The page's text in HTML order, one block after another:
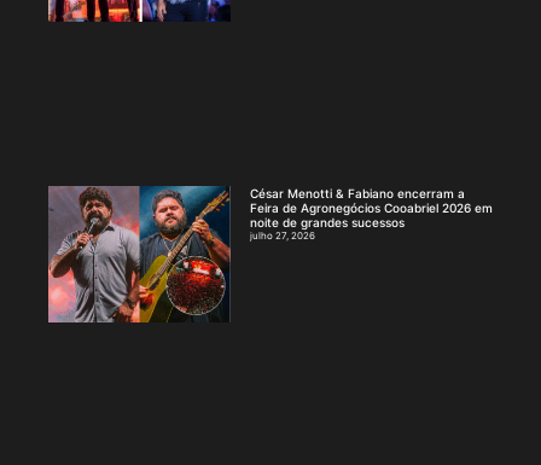
César Menotti & Fabiano encerram a
Feira de Agronegócios Cooabriel 2026 em
noite de grandes sucessos
julho 27, 2026